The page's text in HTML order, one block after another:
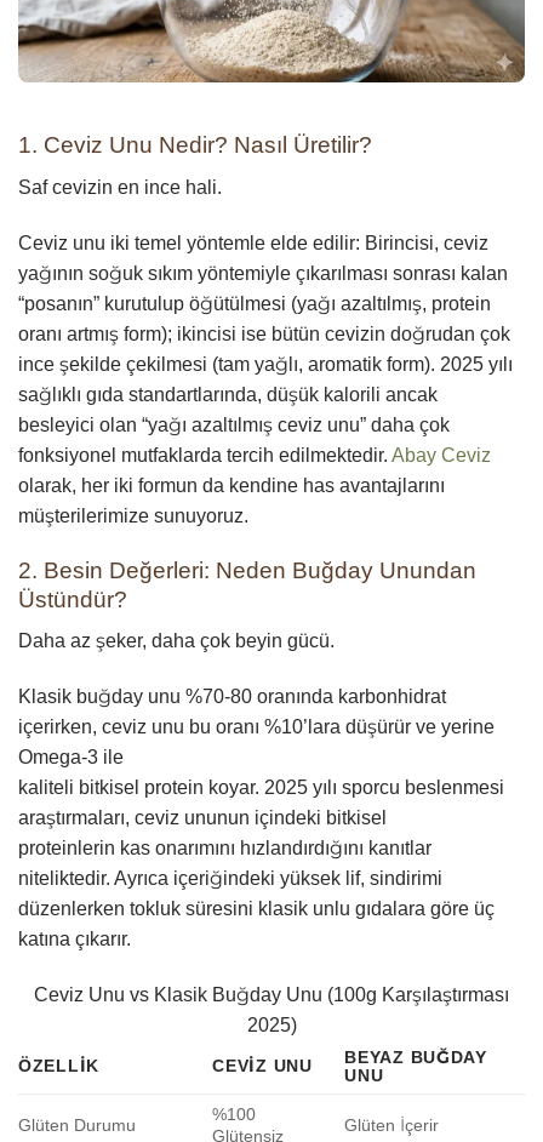
1. Ceviz Unu Nedir? Nasıl Üretilir?
Saf cevizin en ince hali.
Ceviz unu iki temel yöntemle elde edilir: Birincisi, ceviz
yağının soğuk sıkım yöntemiyle çıkarılması sonrası kalan
“posanın” kurutulup öğütülmesi (yağı azaltılmış, protein
oranı artmış form); ikincisi ise bütün cevizin doğrudan çok
ince şekilde çekilmesi (tam yağlı, aromatik form). 2025 yılı
sağlıklı gıda standartlarında, düşük kalorili ancak
besleyici olan “yağı azaltılmış ceviz unu” daha çok
fonksiyonel mutfaklarda tercih edilmektedir. Abay Ceviz
olarak, her iki formun da kendine has avantajlarını
müşterilerimize sunuyoruz.
2. Besin Değerleri: Neden Buğday Unundan
Üstündür?
Daha az şeker, daha çok beyin gücü.
Klasik buğday unu %70-80 oranında karbonhidrat
içerirken, ceviz unu bu oranı %10’lara düşürür ve yerine
Omega-3 ile
kaliteli bitkisel protein koyar. 2025 yılı sporcu beslenmesi
araştırmaları, ceviz ununun içindeki bitkisel
proteinlerin kas onarımını hızlandırdığını kanıtlar
niteliktedir. Ayrıca içeriğindeki yüksek lif, sindirimi
düzenlerken tokluk süresini klasik unlu gıdalara göre üç
katına çıkarır.
Ceviz Unu vs Klasik Buğday Unu (100g Karşılaştırması
2025)
ÖZELLIK CEVIZ UNU
BEYAZ BUĞDAY
UNU
Glüten Durumu
%100
Glütensiz
Glüten İçerir